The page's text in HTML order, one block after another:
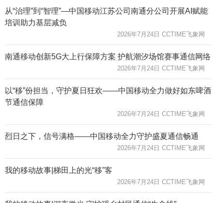
从“治理”到“智理”—中国移动江苏公司南通分公司开展AI赋能
培训助力基层减负
2026年7月24日 CCTIME飞象网
南通移动创新5G大上行保障方案 护航潮汐场馆赛事通信网络
2026年7月24日 CCTIME飞象网
以“移”份担当，守护夏日狂欢——中国移动全力做好如东啤酒
节通信保障
2026年7月24日 CCTIME飞象网
烈日之下，信号满格——中国移动全力守护盛夏通信畅通
2026年7月24日 CCTIME飞象网
我的移动故事|梯田上的光“移”客
2026年7月24日 CCTIME飞象网